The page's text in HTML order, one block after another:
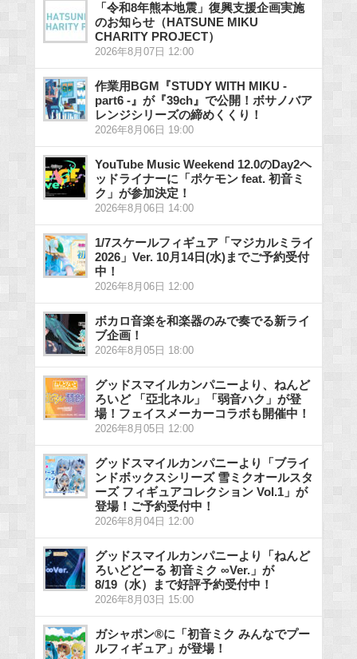
「令和8年熊本地震」復興支援企画実施
のお知らせ（HATSUNE MIKU
CHARITY PROJECT）
2026年8月07日 12:00
作業用BGM『STUDY WITH MIKU -
part6 -』が『39ch』で公開！ボサノバア
レンジシリーズの締めくくり！
2026年8月06日 19:00
YouTube Music Weekend 12.0のDay2ヘ
ッドライナーに「ポケモン feat. 初音ミ
ク」が参加決定！
2026年8月06日 14:00
1/7スケールフィギュア「マジカルミライ
2026」Ver. 10月14日(水)までご予約受付
中！
2026年8月06日 12:00
ボカロ音楽を和楽器のみで奏でる新ライ
ブ企画！
2026年8月05日 18:00
グッドスマイルカンパニーより、ねんど
ろいど 「亞北ネル」「弱音ハク」が登
場！フェイスメーカーコラボも開催中！
2026年8月05日 12:00
グッドスマイルカンパニーより「ブライ
ンドボックスシリーズ 雪ミクオールスタ
ーズ フィギュアコレクション Vol.1」が
登場！ご予約受付中！
2026年8月04日 12:00
グッドスマイルカンパニーより「ねんど
ろいどどーる 初音ミク ∞Ver.」が
8/19（水）まで好評予約受付中！
2026年8月03日 15:00
ガシャポン®に「初音ミク みんなでプー
ルフィギュア」が登場！